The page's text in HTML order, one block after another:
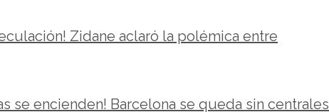
Zidane aclaró la polémica entre
se encienden! Barcelona se queda sin centrales